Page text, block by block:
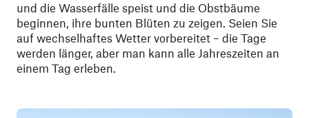
und die Wasserfälle speist und die Obstbäume
beginnen, ihre bunten Blüten zu zeigen. Seien Sie
auf wechselhaftes Wetter vorbereitet – die Tage
werden länger, aber man kann alle Jahreszeiten an
einem Tag erleben.